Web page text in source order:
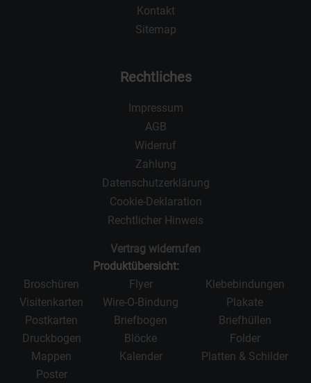
Kontakt
Sitemap
Rechtliches
Impressum
AGB
Widerruf
Zahlung
Datenschutzerklärung
Cookie-Deklaration
Rechtlicher Hinweis
Vertrag widerrufen
Produktübersicht:
Broschüren
Flyer
Klebebindungen
Visitenkarten
Wire-O-Bindung
Plakate
Postkarten
Briefbogen
Briefhüllen
Druckbogen
Blöcke
Folder
Mappen
Kalender
Platten & Schilder
Poster